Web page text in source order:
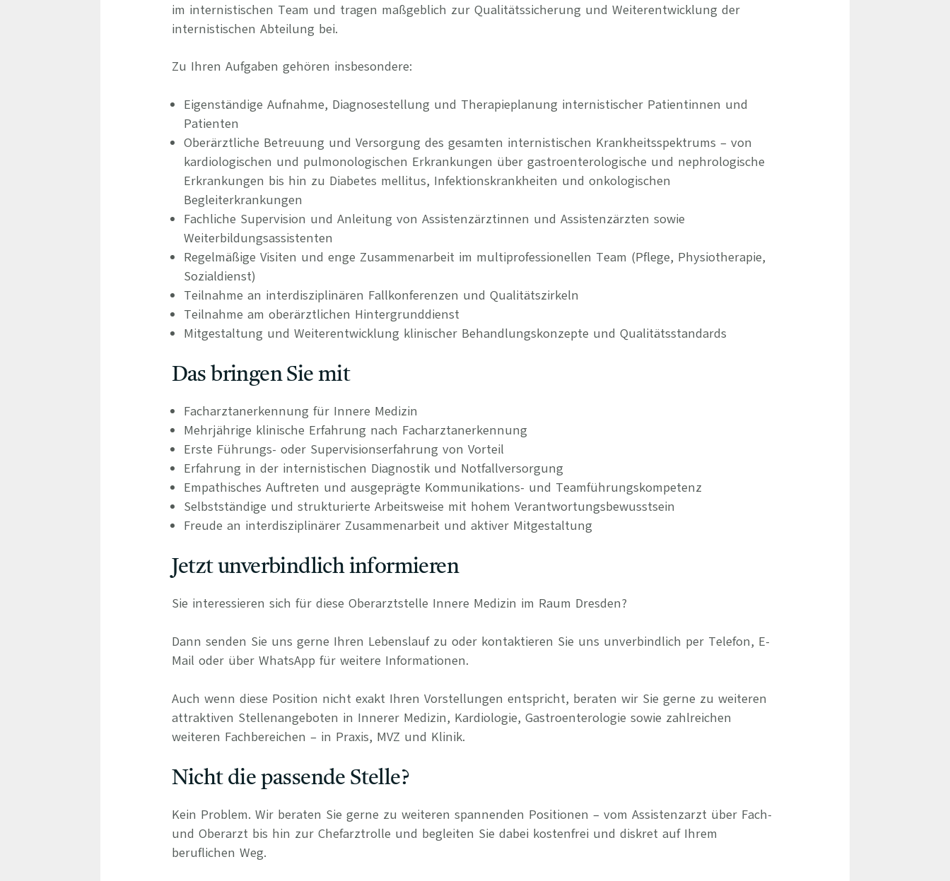
im internistischen Team und tragen maßgeblich zur Qualitätssicherung und Weiterentwicklung der
internistischen Abteilung bei.
Zu Ihren Aufgaben gehören insbesondere:
Eigenständige Aufnahme, Diagnosestellung und Therapieplanung internistischer Patientinnen und
Patienten
Oberärztliche Betreuung und Versorgung des gesamten internistischen Krankheitsspektrums – von
kardiologischen und pulmonologischen Erkrankungen über gastroenterologische und nephrologische
Erkrankungen bis hin zu Diabetes mellitus, Infektionskrankheiten und onkologischen
Begleiterkrankungen
Fachliche Supervision und Anleitung von Assistenzärztinnen und Assistenzärzten sowie
Weiterbildungsassistenten
Regelmäßige Visiten und enge Zusammenarbeit im multiprofessionellen Team (Pflege, Physiotherapie,
Sozialdienst)
Teilnahme an interdisziplinären Fallkonferenzen und Qualitätszirkeln
Teilnahme am oberärztlichen Hintergrunddienst
Mitgestaltung und Weiterentwicklung klinischer Behandlungskonzepte und Qualitätsstandards
Das bringen Sie mit
Facharztanerkennung für Innere Medizin
Mehrjährige klinische Erfahrung nach Facharztanerkennung
Erste Führungs- oder Supervisionserfahrung von Vorteil
Erfahrung in der internistischen Diagnostik und Notfallversorgung
Empathisches Auftreten und ausgeprägte Kommunikations- und Teamführungskompetenz
Selbstständige und strukturierte Arbeitsweise mit hohem Verantwortungsbewusstsein
Freude an interdisziplinärer Zusammenarbeit und aktiver Mitgestaltung
Jetzt unverbindlich informieren
Sie interessieren sich für diese Oberarztstelle Innere Medizin im Raum Dresden?
Dann senden Sie uns gerne Ihren Lebenslauf zu oder kontaktieren Sie uns unverbindlich per Telefon, E-
Mail oder über WhatsApp für weitere Informationen.
Auch wenn diese Position nicht exakt Ihren Vorstellungen entspricht, beraten wir Sie gerne zu weiteren
attraktiven Stellenangeboten in Innerer Medizin, Kardiologie, Gastroenterologie sowie zahlreichen
weiteren Fachbereichen – in Praxis, MVZ und Klinik.
Nicht die passende Stelle?
Kein Problem. Wir beraten Sie gerne zu weiteren spannenden Positionen – vom Assistenzarzt über Fach-
und Oberarzt bis hin zur Chefarztrolle und begleiten Sie dabei kostenfrei und diskret auf Ihrem
beruflichen Weg.